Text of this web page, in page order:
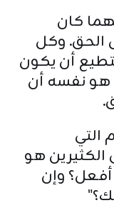
كان
الحق. وكل
أن يكون
هو نفسه أن
التي
هو
أفعل؟ وإن